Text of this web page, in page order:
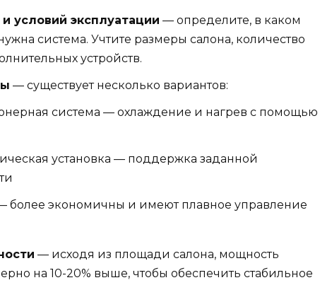
условий эксплуатации — определите, в каком
система. Учтите размеры салона, количество
устройств.
— существует несколько вариантов:
система — охлаждение и нагрев с помощью
установка — поддержка заданной
более экономичны и имеют плавное управление
— исходя из площади салона, мощность
на 10-20% выше, чтобы обеспечить стабильное